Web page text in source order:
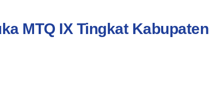
MTQ IX Tingkat Kabupaten